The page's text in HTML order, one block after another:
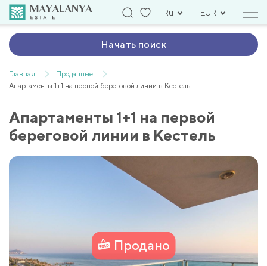
Ru EUR
Начать поиск
Главная
Проданные
Апартаменты 1+1 на первой береговой линии в Kестель
Апартаменты 1+1 на первой
береговой линии в Kестель
Продано